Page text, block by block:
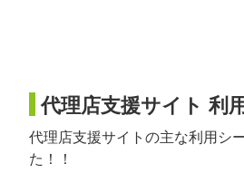
代理店支援サイト 利
代理店支援サイトの主な利用シ
た！！